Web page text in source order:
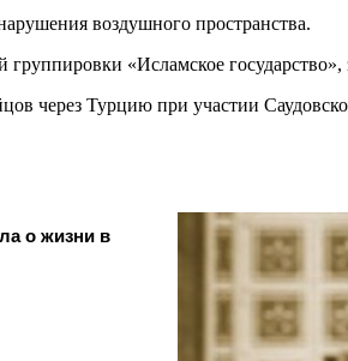
воздушного пространства.
группировки «Исламское
через Турцию при участии
о жизни в